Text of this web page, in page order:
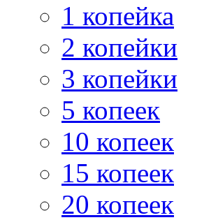
1 копейка
2 копейки
3 копейки
5 копеек
10 копеек
15 копеек
20 копеек